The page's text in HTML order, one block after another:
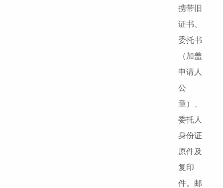
携带旧
证书、
委托书
（加盖
申请人
公
章）、
委托人
身份证
原件及
复印
件。邮